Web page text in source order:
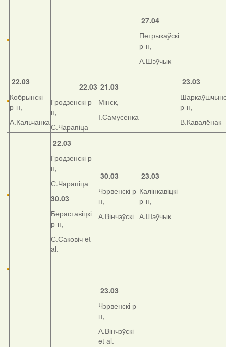
27.04
Петрыкаўскі
р-н,
А.Шэўчык
22.03
Кобрынскі
р-н,
А.Кальчанка
22.03
Гродзенскі р-
н,
С.Чарапіца
21.03
Мінск,
І.Самусенка
23.03
р-н,
В.Кавалёнак
22.03
Гродзенскі р-
н,
С.Чарапіца
30.03
Бераставіцкі
р-н,
С.Саковіч et
al.
30.03
Чэрвенскі р-
н,
А.Вінчэўскі
23.03
Калінкавіцкі
р-н,
А.Шэўчык
23.03
Чэрвенскі р-
н,
А.Вінчэўскі
et al.